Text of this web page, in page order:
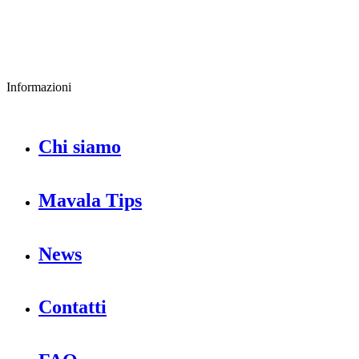
Informazioni
Chi siamo
Mavala Tips
News
Contatti